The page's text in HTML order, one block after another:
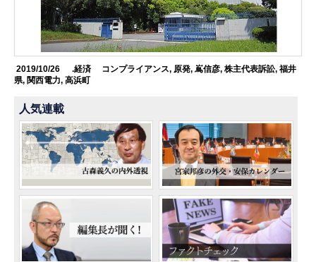
2019/10/26 .経済 コンプライアンス, 原発, 嶌信彦, 株主代表訴訟, 福井
県, 関西電力,高浜町
人気連載